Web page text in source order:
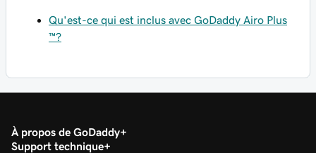
Qu'est-ce qui est inclus avec GoDaddy Airo Plus
™?
À propos de GoDaddy
Support technique